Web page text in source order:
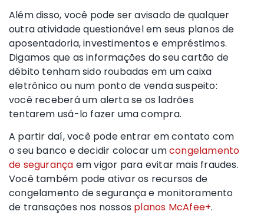
Além disso, você pode ser avisado de qualquer
outra atividade questionável em seus planos de
aposentadoria, investimentos e empréstimos.
Digamos que as informações do seu cartão de
débito tenham sido roubadas em um caixa
eletrônico ou num ponto de venda suspeito:
você receberá um alerta se os ladrões
tentarem usá-lo fazer uma compra.
A partir daí, você pode entrar em contato com
o seu banco e decidir colocar umcongelamento
de segurança em vigor para evitar mais fraudes.
Você também pode ativar os recursos de
congelamento de segurança e monitoramento
de transações nos nossos planos McAfee+.